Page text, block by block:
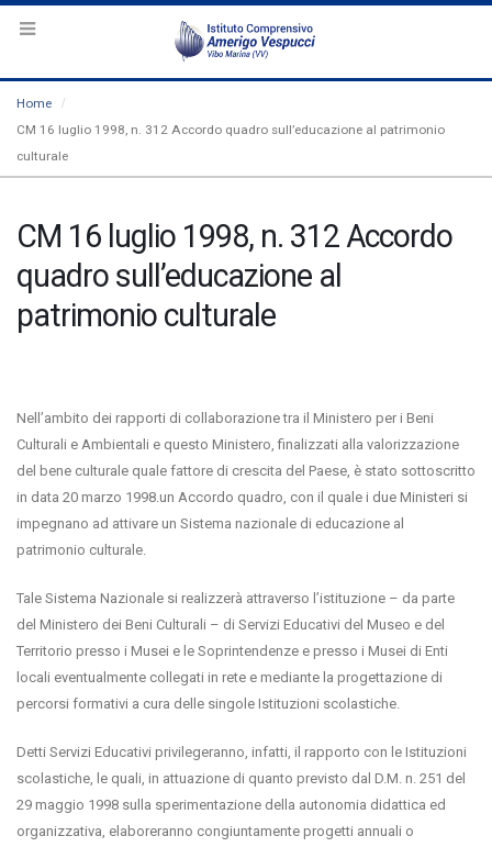
Home
CM 16 luglio 1998, n. 312 Accordo quadro sull’educazione al patrimonio
culturale
CM 16 luglio 1998, n. 312 Accordo
quadro sull’educazione al
patrimonio culturale
Nell’ambito dei rapporti di collaborazione tra il Ministero per i Beni
Culturali e Ambientali e questo Ministero, finalizzati alla valorizzazione
del bene culturale quale fattore di crescita del Paese, è stato sottoscritto
in data 20 marzo 1998.un Accordo quadro, con il quale i due Ministeri si
impegnano ad attivare un Sistema nazionale di educazione al
patrimonio culturale.
Tale Sistema Nazionale si realizzerà attraverso l’istituzione – da parte
del Ministero dei Beni Culturali – di Servizi Educativi del Museo e del
Territorio presso i Musei e le Soprintendenze e presso i Musei di Enti
locali eventualmente collegati in rete e mediante la progettazione di
percorsi formativi a cura delle singole Istituzioni scolastiche.
Detti Servizi Educativi privilegeranno, infatti, il rapporto con le Istituzioni
scolastiche, le quali, in attuazione di quanto previsto dal D.M. n. 251 del
29 maggio 1998 sulla sperimentazione della autonomia didattica ed
organizzativa, elaboreranno congiuntamente progetti annuali o